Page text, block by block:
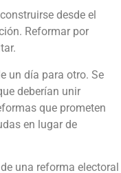
desde el
Reformar por
un día para otro. Se
deberían unir
que prometen
en lugar de
una reforma electoral